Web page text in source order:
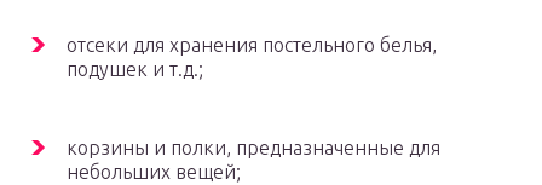
отсеки для хранения постельного белья,
подушек и т.д.;
корзины и полки, предназначенные для
небольших вещей;